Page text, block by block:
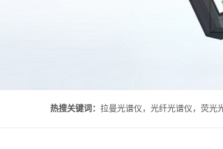
热搜关键词： 拉曼光谱仪，光纤光谱仪，荧光